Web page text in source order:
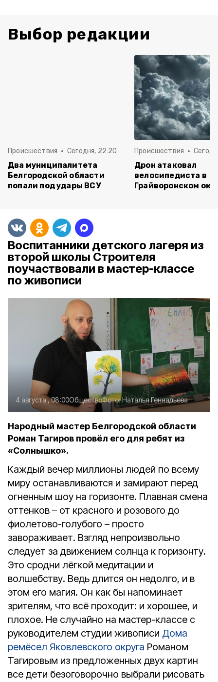
Выбор редакции
Происшествия Сегодня, 22:20
Два муниципалитета
Белгородской области
попали под удары ВСУ
Происшествия
Дрон атаковал
велосипедиста в
Грайворонском
Воспитанники детского лагеря из
второй школы Строителя
поучаствовали в мастер-классе
по живописи
4 августа , 08:00ОбществоФото:Наталья Геннадьева
Народный мастер Белгородской области
Роман Тагиров провёл его для ребят из
«Солнышко».
Каждый вечер миллионы людей по всему
миру останавливаются и замирают перед
огненным шоу на горизонте. Плавная смена
оттенков – от красного и розового до
фиолетово-голубого – просто
завораживает. Взгляд непроизвольно
следует за движением солнца к горизонту.
Это сродни лёгкой медитации и
волшебству. Ведь длится он недолго, и в
этом его магия. Он как бы напоминает
зрителям, что всё проходит: и хорошее, и
плохое. Не случайно на мастер-классе с
руководителем студии живописи Дома
ремёсел Яковлевского округа Романом
Тагировым из предложенных двух картин
все дети безоговорочно выбрали рисовать